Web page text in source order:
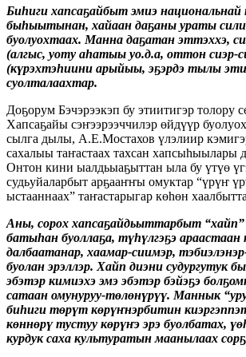
Биһиги хапсаҕайбыт эмиэ
быһыытынан, хайаан даҕаны ураты
буолуохтаах. Манна даҕатан эттэххэ,
(алгыс, уоту аһатыы уо.д.а, оттон сиэр-
(күрэхтэһиини арыйыы, эҕэрдэ тылы
суолталаахтар.
Доҕорум Бэчэрээкэп бу этиитигэр толору
Хапсаҕайы сэҥээрээччилэр өйдүүр
сылга дылы, А.Е.Мостахов үлэлиир
сахалыы таҥастаах тахсан хапсыһыылары
Онтон кини ыалдьыаҕыттан ыла бу үтүө
судьуйаларбыт арҕааҥҥы омуктар “үрүҥ
ыстааннаах” таҥастарыгар көһөн
Аны, сорох хапсаҕайдьыттарбыт
батыһан буоллаҕа, түһүлгэҕэ
далбаатанар, хаамар-сиимэр,
буолан эрэллэр. Хайп диэни судургутук
эбэтэр кимиэхэ эмэ эбэтэр бэйэҕэ
сатаан омунуруу-төлөнүрүү. Маннык
биһиги төрүт көрүҥнэрбитин
көннөрү тустуу көрүҥэ эрэ буолбатах,
курдук саха культуратын маанылаах